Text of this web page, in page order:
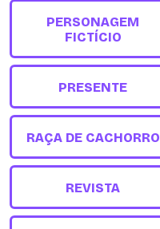
PERSONAGEM
FICTÍCIO
PRESENTE
RAÇA DE CACHORRO
REVISTA